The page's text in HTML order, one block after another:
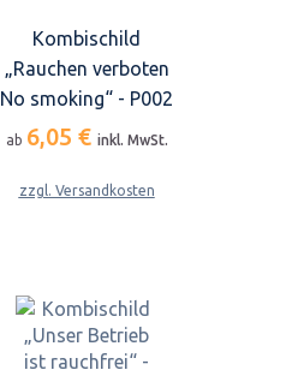
Kombischild
„Rauchen verboten
No smoking“ - P002
ab 6,05 € inkl. MwSt.
zzgl. Versandkosten